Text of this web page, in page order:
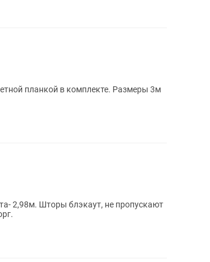
планкой в комплекте. Размеры 3м
2,98м. Шторы блэкаут, не пропускают